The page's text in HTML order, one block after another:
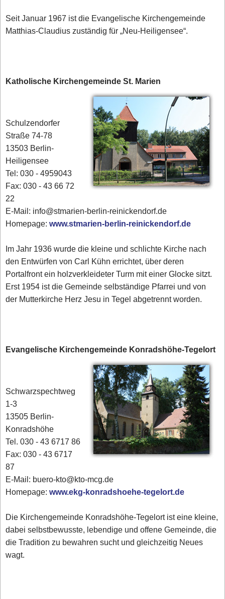
Seit Januar 1967 ist die Evangelische Kirchengemeinde
Matthias-Claudius zuständig für „Neu-Heiligensee“.
Katholische Kirchengemeinde St. Marien
Schulzendorfer
Straße 74-78
13503 Berlin-
Heiligensee
Tel: 030 - 4959043
Fax: 030 - 43 66 72
22
E-Mail: info@stmarien-berlin-reinickendorf.de
Homepage:www.stmarien-berlin-reinickendorf.de
Im Jahr 1936 wurde die kleine und schlichte Kirche nach
den Entwürfen von Carl Kühn errichtet, über deren
Portalfront ein holzverkleideter Turm mit einer Glocke sitzt.
Erst 1954 ist die Gemeinde selbständige Pfarrei und von
der Mutterkirche Herz Jesu in Tegel abgetrennt worden.
Evangelische Kirchengemeinde Konradshöhe-Tegelort
Schwarzspechtweg
1-3
13505 Berlin-
Konradshöhe
Tel. 030 - 43 6717 86
Fax: 030 - 43 6717
87
E-Mail: buero-kto@kto-mcg.de
Homepage:www.ekg-konradshoehe-tegelort.de
Die Kirchengemeinde Konradshöhe-Tegelort ist eine kleine,
dabei selbstbewusste, lebendige und offene Gemeinde, die
die Tradition zu bewahren sucht und gleichzeitig Neues
wagt.